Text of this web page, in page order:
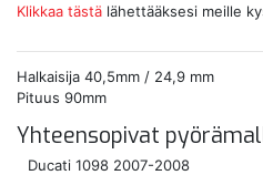
Klikkaa tästä lähettääksesi meille
Halkaisija 40,5mm / 24,9 mm
Pituus 90mm
Yhteensopivat
Ducati 1098 2007-2008